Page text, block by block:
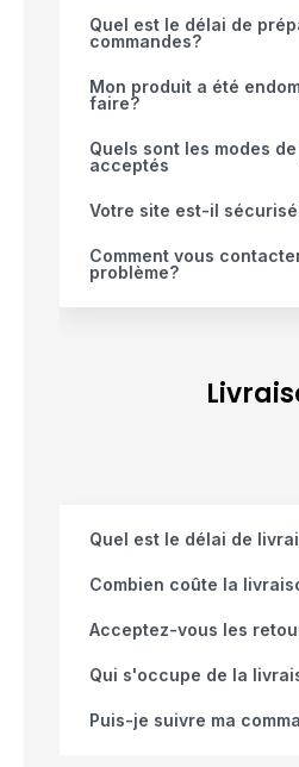
Quel est le délai de
commandes?
Mon produit a été
faire?
Quels sont les modes
acceptés
Votre site est-il
Comment vous
problème?
Quel est le délai de
Combien coûte la
Acceptez-vous les
Qui s'occupe de la
Puis-je suivre ma